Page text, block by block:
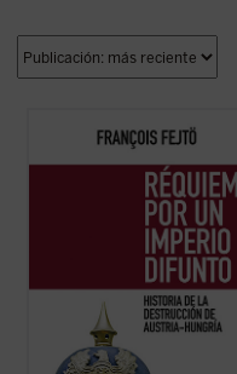
Frente a la interpretación historiográfica
habitual, según la cual el Imperio austro-
que lo conformaban rechazaron continuar
en su seno, François Fejtö nos muestra en
(ver ficha)